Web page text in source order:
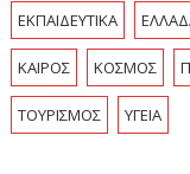
ΕΚΠΑΙΔΕΥΤΙΚΑ
ΚΑΙΡΟΣ ΚΟΣΜΟΣ
ΤΟΥΡΙΣΜΟΣ ΥΓΕΙΑ